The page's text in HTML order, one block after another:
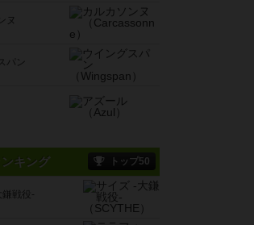
ヌ
パン
キング トップ50
鎌戦役-